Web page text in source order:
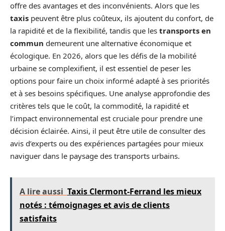
offre des avantages et des inconvénients. Alors que les
taxis peuvent être plus coûteux, ils ajoutent du confort, de
la rapidité et de la flexibilité, tandis que les transports en
commun demeurent une alternative économique et
écologique. En 2026, alors que les défis de la mobilité
urbaine se complexifient, il est essentiel de peser les
options pour faire un choix informé adapté à ses priorités
et à ses besoins spécifiques. Une analyse approfondie des
critères tels que le coût, la commodité, la rapidité et
l’impact environnemental est cruciale pour prendre une
décision éclairée. Ainsi, il peut être utile de consulter des
avis d’experts ou des expériences partagées pour mieux
naviguer dans le paysage des transports urbains.
A lire aussi Taxis Clermont-Ferrand les mieux
notés : témoignages et avis de clients
satisfaits